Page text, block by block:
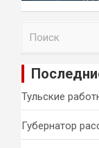
и
Тульские
Губернатор